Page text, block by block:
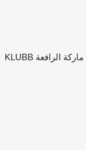
ماركة الرافعة KLUBB